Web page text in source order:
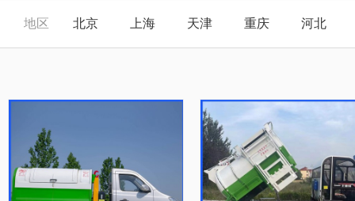
仪器/仪表 电子/元器 电工/电气
手机/通讯 玩具/魔术
服务/咨询 医疗/器械 互联网/通信
汽车零配件 (33) 汽摩配件加工 汽车
叉车 (52)
洒水车 (200) 冷藏车 (310) 垃圾车 (91)
地区 北京 上海 天津 重庆 河北
海南 四川
宁夏 台湾 香港 澳门